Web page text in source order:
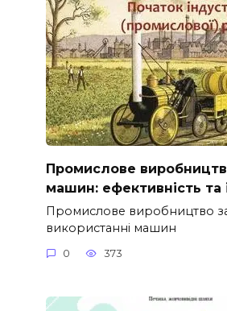
Промислове
машин: ефективність та
Промислове виробництво
використанні машин
0 373